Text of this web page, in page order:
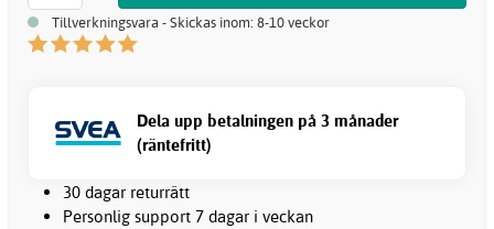
Tillverkningsvara - Skickas inom: 8-10 veckor
Dela upp betalningen på 3 månader
(räntefritt)
30 dagar returrätt
Personlig support 7 dagar i veckan